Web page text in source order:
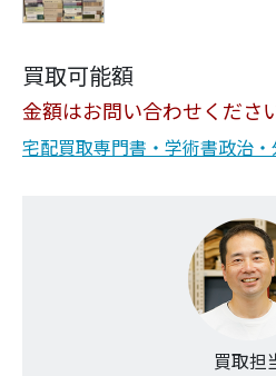
買取可能額
金額はお問い合わせくださ
宅配買取専門書・学術書政治
買取担